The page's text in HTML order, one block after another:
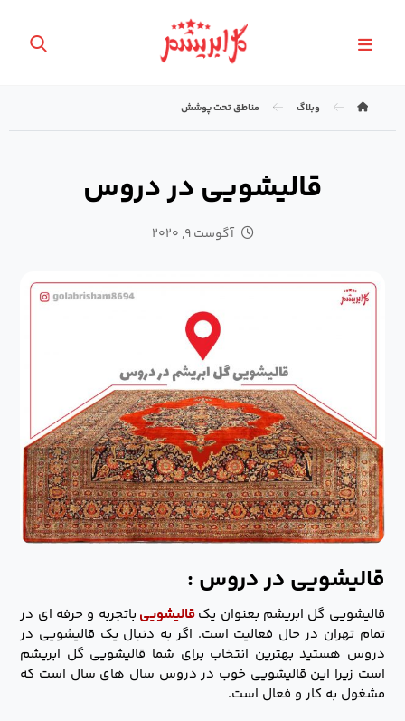
وبلاگ مناطق تحت پوشش
قالیشویی در دروس
آگوست ۹, ۲۰۲۰
قالیشویی در دروس :
قالیشویی گل ابریشم بعنوان یکقالیشویی باتجربه و حرفه ای در
تمام تهران در حال فعالیت است. اگر به دنبال یک قالیشویی در
دروس هستید بهترین انتخاب برای شما قالیشویی گل ابریشم
است زیرا این قالیشویی خوب در دروس سال های سال است که
مشغول به کار و فعال است.